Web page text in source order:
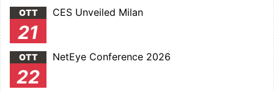
OTT
21
CES Unveiled Milan
OTT
22
NetEye Conference 2026